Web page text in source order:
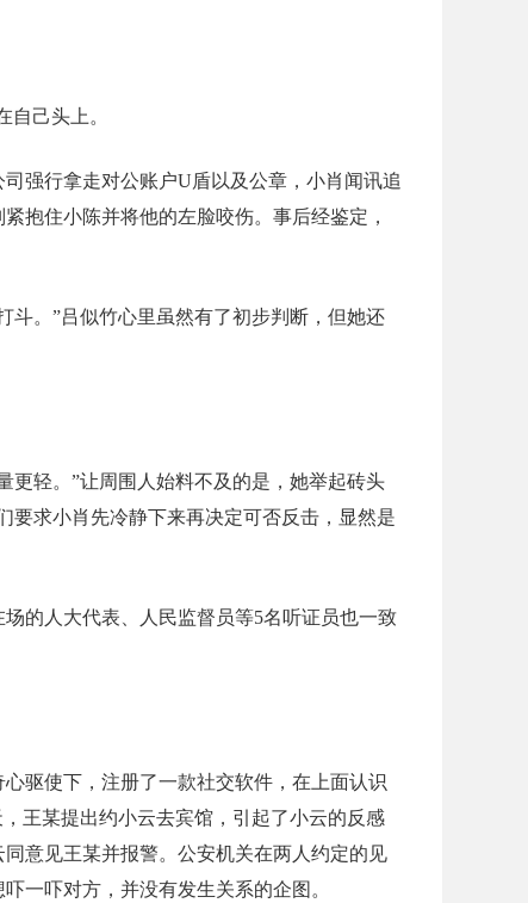
己头上。
强行拿走对公账户U盾以及公章，小肖闻讯追
抱住小陈并将他的左脸咬伤。事后经鉴定，
斗。”吕似竹心里虽然有了初步判断，但她还
更轻。”让周围人始料不及的是，她举起砖头
要求小肖先冷静下来再决定可否反击，显然是
的人大代表、人民监督员等5名听证员也一致
驱使下，注册了一款社交软件，在上面认识
王某提出约小云去宾馆，引起了小云的反感
意见王某并报警。公安机关在两人约定的见
一吓对方，并没有发生关系的企图。